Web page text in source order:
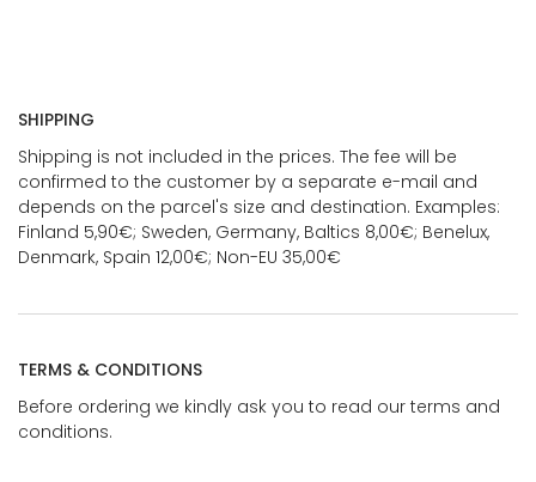
SHIPPING
Shipping is not included in the prices. The fee will be
confirmed to the customer by a separate e-mail and
depends on the parcel's size and destination. Examples:
Finland 5,90€; Sweden, Germany, Baltics 8,00€; Benelux,
Denmark, Spain 12,00€; Non-EU 35,00€
TERMS & CONDITIONS
Before ordering we kindly ask you to read our terms and
conditions.